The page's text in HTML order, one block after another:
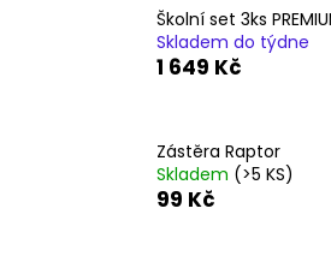
Školní set 3ks
Skladem do týdne
1 649 Kč
Zástěra Raptor
Skladem (>5 KS)
99 Kč